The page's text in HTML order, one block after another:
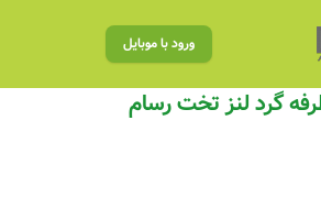
ورود با موبایل
گرد لنز تخت رسام